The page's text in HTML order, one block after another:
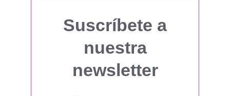
Suscríbete a
nuestra
newsletter